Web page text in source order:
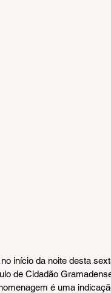
início da noite desta
de Cidadão
é uma